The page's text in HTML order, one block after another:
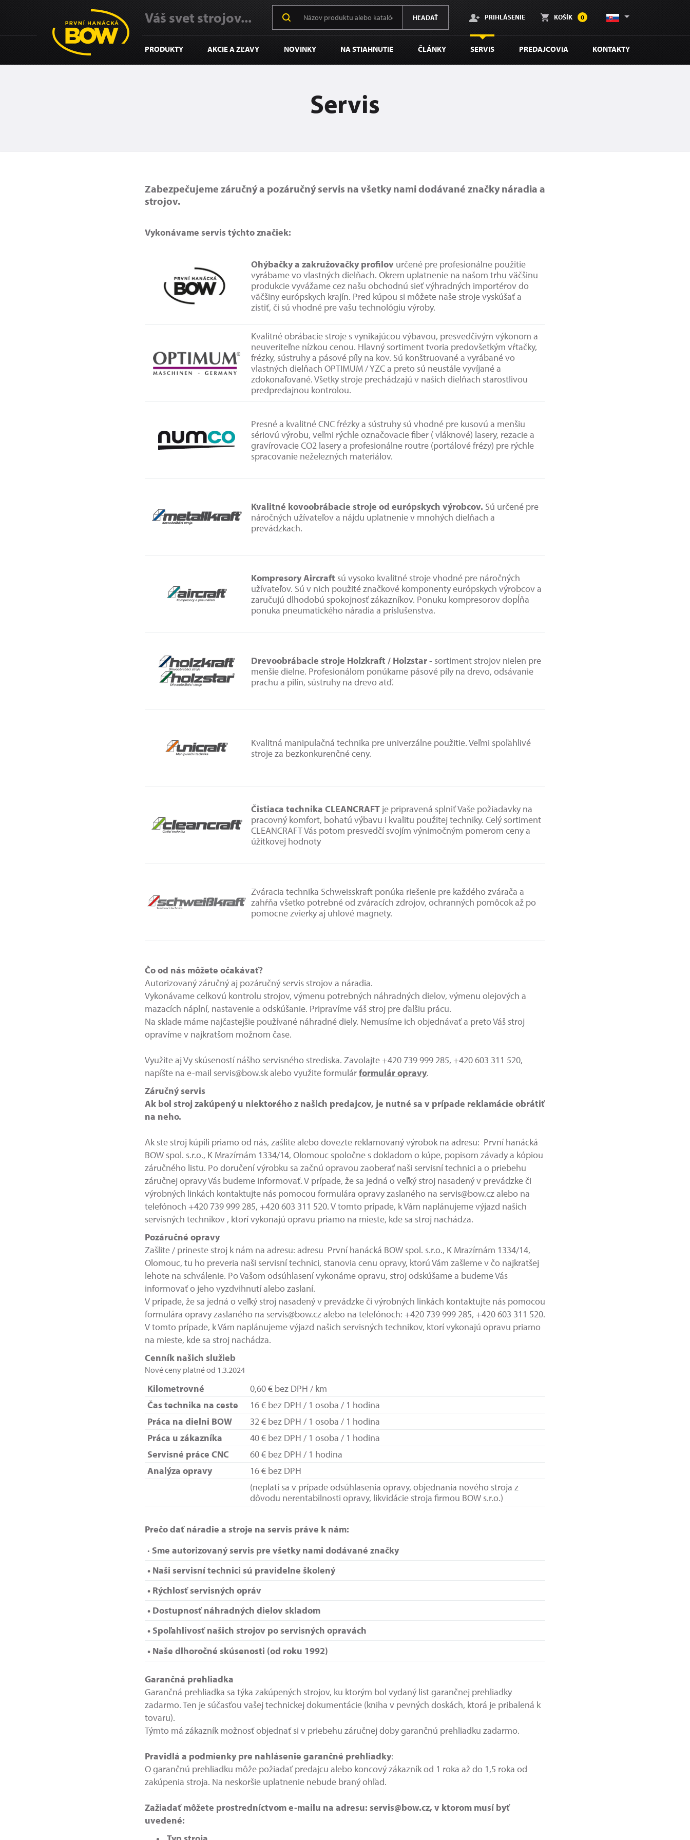
Váš svet strojov... HĽADAŤ PRIHLÁSENIE KOŠÍK 0
PRODUKTY AKCIE A ZĽAVY NOVINKY NA STIAHNUTIE ČLÁNKY SERVIS PREDAJCOVIA KONTAKTY
Servis
Zabezpečujeme záručný a pozáručný servis na všetky nami dodávané značky náradia a
strojov.
Vykonávame servis týchto značiek:
Ohýbačky a zakružovačky profilov určené pre profesionálne použitie
vyrábame vo vlastných dielňach. Okrem uplatnenie na našom trhu väčšinu
produkcie vyvážame cez našu obchodnú sieť výhradných importérov do
väčšiny európskych krajín. Pred kúpou si môžete naše stroje vyskúšať a
zistiť, či sú vhodné pre vašu technológiu výroby.
Kvalitné obrábacie stroje s vynikajúcou výbavou, presvedčivým výkonom a
neuveriteľne nízkou cenou. Hlavný sortiment tvoria predovšetkým vŕtačky,
frézky, sústruhy a pásové píly na kov. Sú konštruované a vyrábané vo
vlastných dielňach OPTIMUM / YZC a preto sú neustále vyvíjané a
zdokonaľované. Všetky stroje prechádzajú v našich dielňach starostlivou
predpredajnou kontrolou.
Presné a kvalitné CNC frézky a sústruhy sú vhodné pre kusovú a menšiu
sériovú výrobu, veľmi rýchle označovacie fiber ( vláknové) lasery, rezacie a
gravírovacie CO2 lasery a profesionálne routre (portálové frézy) pre rýchle
spracovanie neželezných materiálov.
Kvalitné kovoobrábacie stroje od európskych výrobcov. Sú určené pre
náročných užívateľov a nájdu uplatnenie v mnohých dielňach a
prevádzkach.
Kompresory Aircraft sú vysoko kvalitné stroje vhodné pre náročných
užívateľov. Sú v nich použité značkové komponenty európskych výrobcov a
zaručujú dlhodobú spokojnosť zákazníkov. Ponuku kompresorov dopĺňa
ponuka pneumatického náradia a príslušenstva.
Drevoobrábacie stroje Holzkraft / Holzstar- sortiment strojov nielen pre
menšie dielne. Profesionálom ponúkame pásové píly na drevo, odsávanie
prachu a pilín, sústruhy na drevo atď.
Kvalitná manipulačná technika pre univerzálne použitie. Veľmi spoľahlivé
stroje za bezkonkurenčné ceny.
Čistiaca technika CLEANCRAFT je pripravená splniť Vaše požiadavky na
pracovný komfort, bohatú výbavu i kvalitu použitej techniky. Celý sortiment
CLEANCRAFT Vás potom presvedčí svojím výnimočným pomerom ceny a
úžitkovej hodnoty
Zváracia technika Schweisskraft ponúka riešenie pre každého zvárača a
zahŕňa všetko potrebné od zváracích zdrojov, ochranných pomôcok až po
pomocne zvierky aj uhlové magnety.
Čo od nás môžete očakávať?
Autorizovaný záručný aj pozáručný servis strojov a náradia.
Vykonávame celkovú kontrolu strojov, výmenu potrebných náhradných dielov, výmenu olejových a
mazacích náplní, nastavenie a odskúšanie. Pripravíme váš stroj pre ďalšiu prácu.
Na sklade máme najčastejšie používané náhradné diely. Nemusíme ich objednávať a preto Váš stroj
opravíme v najkratšom možnom čase.
Využite aj Vy skúseností nášho servisného strediska. Zavolajte +420 739 999 285, +420 603 311 520,
napíšte na e-mail servis@bow.sk alebo využite formulárformulár opravy.
Záručný servis
Ak bol stroj zakúpený u niektorého z našich predajcov, je nutné sa v prípade reklamácie obrátiť
na neho.
Ak ste stroj kúpili priamo od nás, zašlite alebo dovezte reklamovaný výrobok na adresu: První hanácká
BOW spol. s.r.o., K Mrazírnám 1334/14, Olomouc spoločne s dokladom o kúpe, popisom závady a kópiou
záručného listu. Po doručení výrobku sa začnú opravou zaoberať naši servisní technici a o priebehu
záručnej opravy Vás budeme informovať. V prípade, že sa jedná o veľký stroj nasadený v prevádzke či
výrobných linkách kontaktujte nás pomocou formulára opravy zaslaného na servis@bow.cz alebo na
telefónoch +420 739 999 285, +420 603 311 520. V tomto prípade, k Vám naplánujeme výjazd našich
servisných technikov , ktorí vykonajú opravu priamo na mieste, kde sa stroj nachádza.
Pozáručné opravy
Zašlite / prineste stroj k nám na adresu: adresu První hanácká BOW spol. s.r.o., K Mrazírnám 1334/14,
Olomouc, tu ho preveria naši servisní technici, stanovia cenu opravy, ktorú Vám zašleme v čo najkratšej
lehote na schválenie. Po Vašom odsúhlasení vykonáme opravu, stroj odskúšame a budeme Vás
informovať o jeho vyzdvihnutí alebo zaslaní.
V prípade, že sa jedná o veľký stroj nasadený v prevádzke či výrobných linkách kontaktujte nás pomocou
formulára opravy zaslaného na servis@bow.cz alebo na telefónoch: +420 739 999 285, +420 603 311 520.
V tomto prípade, k Vám naplánujeme výjazd našich servisných technikov, ktorí vykonajú opravu priamo
na mieste, kde sa stroj nachádza.
Cenník našich služieb
Nové ceny platné od 1.3.2024
Kilometrovné
0,60 € bez DPH / km
Čas technika na ceste
16 € bez DPH / 1 osoba / 1 hodina
Práca na dielni BOW
32 € bez DPH / 1 osoba / 1 hodina
Práca u zákazníka
40 € bez DPH / 1 osoba / 1 hodina
Servisné práce CNC
60 € bez DPH / 1 hodina
Analýza opravy
16 € bez DPH
(neplatí sa v prípade odsúhlasenia opravy, objednania nového stroja z
dôvodu nerentabilnosti opravy, likvidácie stroja firmou BOW s.r.o.)
Prečo dať náradie a stroje na servis práve k nám:
· Sme autorizovaný servis pre všetky nami dodávané značky
• Naši servisní technici sú pravidelne školený
• Rýchlosť servisných opráv
• Dostupnosť náhradných dielov skladom
• Spoľahlivosť našich strojov po servisných opravách
• Naše dlhoročné skúsenosti (od roku 1992)
Garančná prehliadka
Garančná prehliadka sa týka zakúpených strojov, ku ktorým bol vydaný list garančnej prehliadky
zadarmo. Ten je súčasťou vašej technickej dokumentácie (kniha v pevných doskách, ktorá je pribalená k
tovaru).
Týmto má zákazník možnosť objednať si v priebehu záručnej doby garančnú prehliadku zadarmo.
Pravidlá a podmienky pre nahlásenie garančné prehliadky:
O garančnú prehliadku môže požiadať predajcu alebo koncový zákazník od 1 roka až do 1,5 roka od
zakúpenia stroja. Na neskoršie uplatnenie nebude braný ohľad.
Zažiadať môžete prostredníctvom e-mailu na adresu: servis@bow.cz, v ktorom musí byť
uvedené: